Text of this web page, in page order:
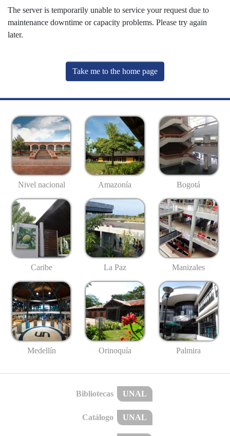
The server is temporarily unable to service your request due to
maintenance downtime or capacity problems. Please try again
later.
Take me to the home page
Nivel nacional Amazonía Bogotá
Caribe La Paz Manizales
Medellín Orinoquía Palmira
Bibliotecas UNAL
Catálogo UNAL